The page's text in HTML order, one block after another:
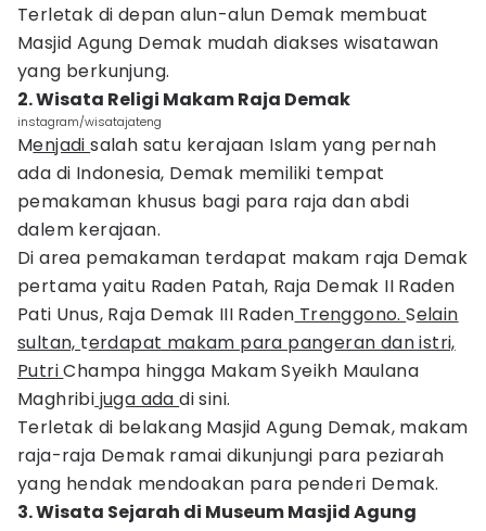
Terletak di depan alun-alun Demak membuat
Masjid Agung Demak mudah diakses wisatawan
yang berkunjung.
2. Wisata Religi Makam Raja Demak
instagram/wisatajateng
Menjadisalah satu kerajaan Islam yang pernah
ada di Indonesia, Demak memiliki tempat
pemakaman khusus bagi para raja dan abdi
dalem kerajaan.
Di area pemakaman terdapat makam raja Demak
pertama yaitu Raden Patah, Raja Demak II Raden
Pati Unus, Raja Demak III Raden Trenggono.Selain
sultan, terdapat makam para pangeran dan istri,
PutriChampa hingga Makam Syeikh Maulana
Maghribi juga adadi sini.
Terletak di belakang Masjid Agung Demak, makam
raja-raja Demak ramai dikunjungi para peziarah
yang hendak mendoakan para penderi Demak.
3. Wisata Sejarah di Museum Masjid Agung